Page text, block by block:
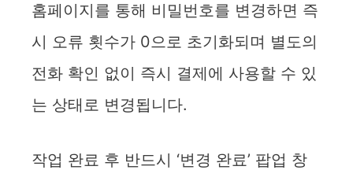
홈페이지를 통해 비밀번호를 변경하면 즉
시 오류 횟수가 0으로 초기화되며 별도의
전화 확인 없이 즉시 결제에 사용할 수 있
는 상태로 변경됩니다.
작업 완료 후 반드시 ‘변경 완료’ 팝업 창